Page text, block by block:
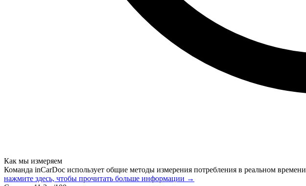
Как мы измеряем
Команда inCarDoc использует общие методы измерения потребления в реальном времени
нажмите здесь, чтобы прочитать больше информации →